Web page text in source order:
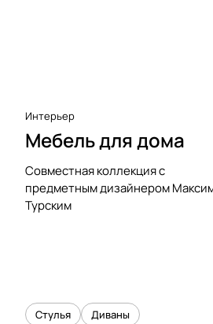
Интерьер
Мебель для дома
Совместная коллекция с
предметным дизайнером
Турским
Стулья Диваны